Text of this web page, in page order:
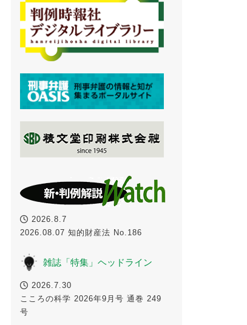
2026.8.7
2026.08.07 知的財産法 No.186
雑誌「特集」ヘッドライン
2026.7.30
こころの科学 2026年9月号 通巻 249
号